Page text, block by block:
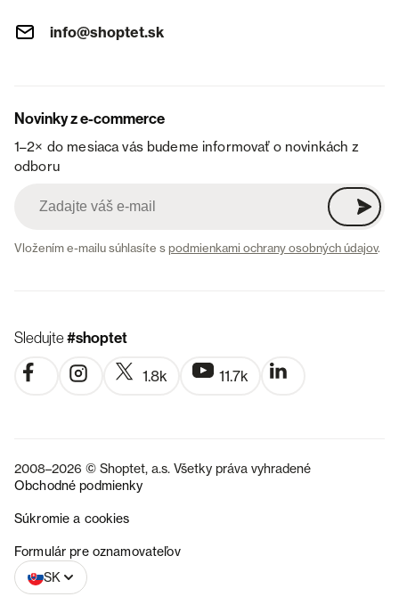
info@shoptet.sk
Novinky z e-commerce
1–2× do mesiaca vás budeme informovať o novinkách z
odboru
Vložením e-mailu súhlasíte spodmienkami ochrany osobných údajov.
Sledujte#shoptet
1.8k 11.7k
2008–2026 © Shoptet, a.s. Všetky práva vyhradené
Obchodné podmienky
Súkromie a cookies
Formulár pre oznamovateľov
SK